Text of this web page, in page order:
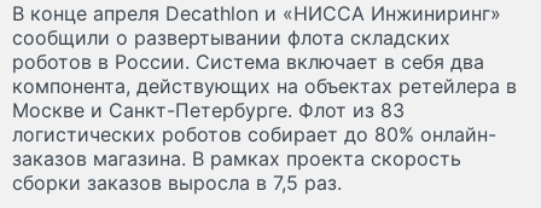
В конце апреля Decathlon и «НИССА Инжиниринг»
сообщили о развертывании флота складских
роботов в России. Система включает в себя два
компонента, действующих на объектах ретейлера в
Москве и Санкт-Петербурге. Флот из 83
логистических роботов собирает до 80% онлайн-
заказов магазина. В рамках проекта скорость
сборки заказов выросла в 7,5 раз.